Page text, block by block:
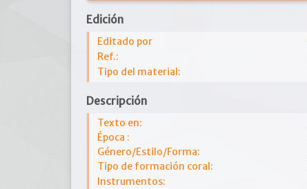
Edición
Editado por
Ref.:
Tipo del material:
Descripción
Texto en:
Época :
Género/Estilo/Forma:
Tipo de formación coral:
Instrumentos: